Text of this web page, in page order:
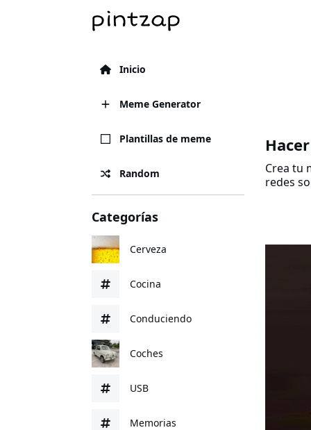
Inicio
Meme Generator
Plantillas de meme
Random
Categorías
Cerveza
Cocina
Conduciendo
Coches
USB
Memorias
Crea tu
redes